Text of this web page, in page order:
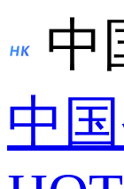
中
中